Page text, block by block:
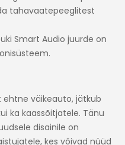
tahavaatepeeglitest
Smart Audio juurde on
ehtne väikeauto, jätkub
ka kaassõitjatele. Tänu
disainile on
kes võivad nüüd